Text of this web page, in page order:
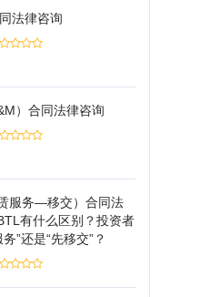
法律咨询
）合同法律咨询
服务—移交）合同法
有什么区别？投资者
”还是“先移交”？